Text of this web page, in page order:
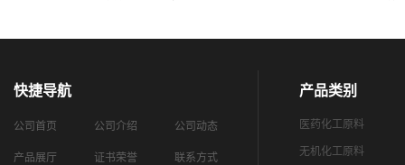
快捷导航
公司首页 公司介绍 公司动态
产品展厅 证书荣誉 联系方式
产品类别
医药化工原料
无机化工原料